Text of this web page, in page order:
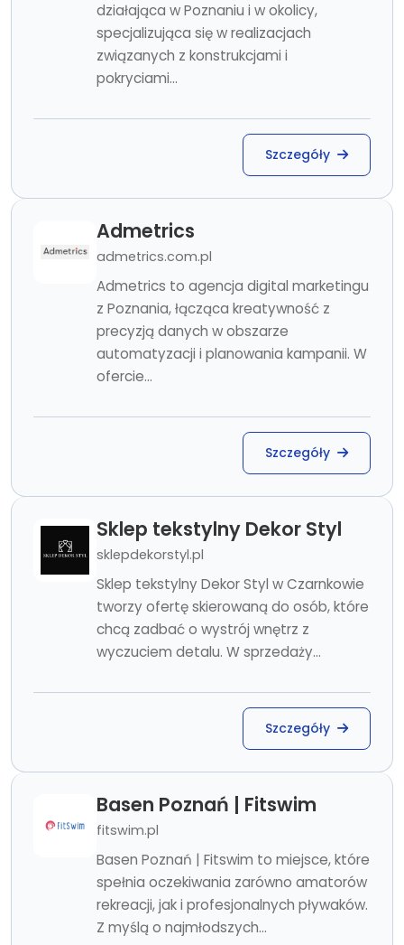
działająca w Poznaniu i w okolicy,
specjalizująca się w realizacjach
związanych z konstrukcjami i
pokryciami...
Szczegóły
Admetrics
admetrics.com.pl
Admetrics to agencja digital marketingu
z Poznania, łącząca kreatywność z
precyzją danych w obszarze
automatyzacji i planowania kampanii. W
ofercie...
Szczegóły
Sklep tekstylny Dekor Styl
sklepdekorstyl.pl
Sklep tekstylny Dekor Styl w Czarnkowie
tworzy ofertę skierowaną do osób, które
chcą zadbać o wystrój wnętrz z
wyczuciem detalu. W sprzedaży...
Szczegóły
Basen Poznań | Fitswim
fitswim.pl
Basen Poznań | Fitswim to miejsce, które
spełnia oczekiwania zarówno amatorów
rekreacji, jak i profesjonalnych pływaków.
Z myślą o najmłodszych...